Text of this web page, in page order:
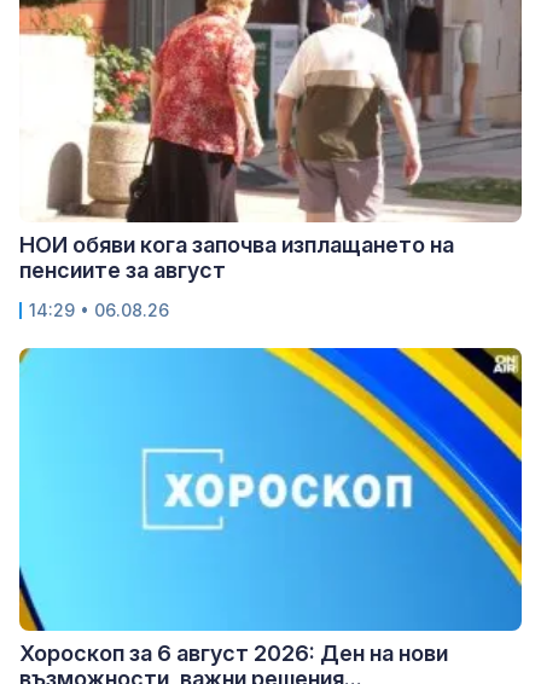
НОИ обяви кога започва изплащането на
пенсиите за август
14:29 • 06.08.26
Хороскоп за 6 август 2026: Ден на нови
възможности, важни решения...